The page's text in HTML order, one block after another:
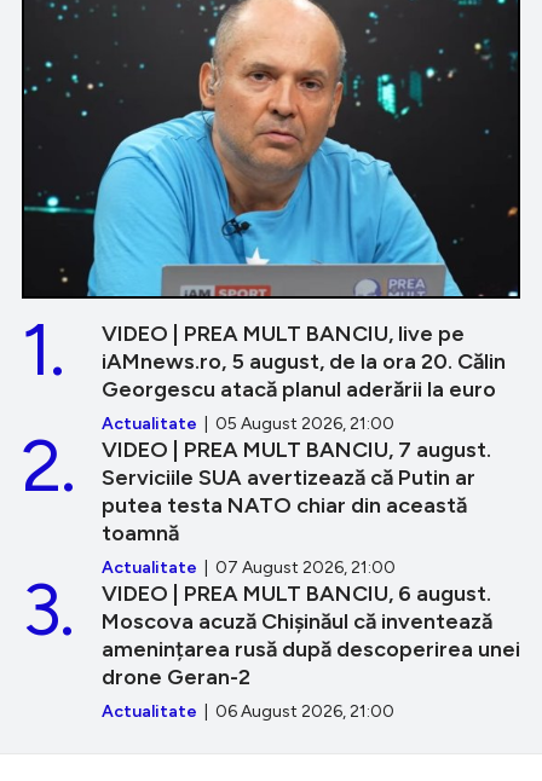
VIDEO | PREA MULT BANCIU, live pe
iAMnews.ro, 5 august, de la ora 20. Călin
Georgescu atacă planul aderării la euro
Actualitate | 05 August 2026, 21:00
1.
VIDEO | PREA MULT BANCIU, 7 august.
Serviciile SUA avertizează că Putin ar
putea testa NATO chiar din această
toamnă
Actualitate | 07 August 2026, 21:00
2.
VIDEO | PREA MULT BANCIU, 6 august.
Moscova acuză Chișinăul că inventează
amenințarea rusă după descoperirea unei
drone Geran-2
Actualitate | 06 August 2026, 21:00
3.